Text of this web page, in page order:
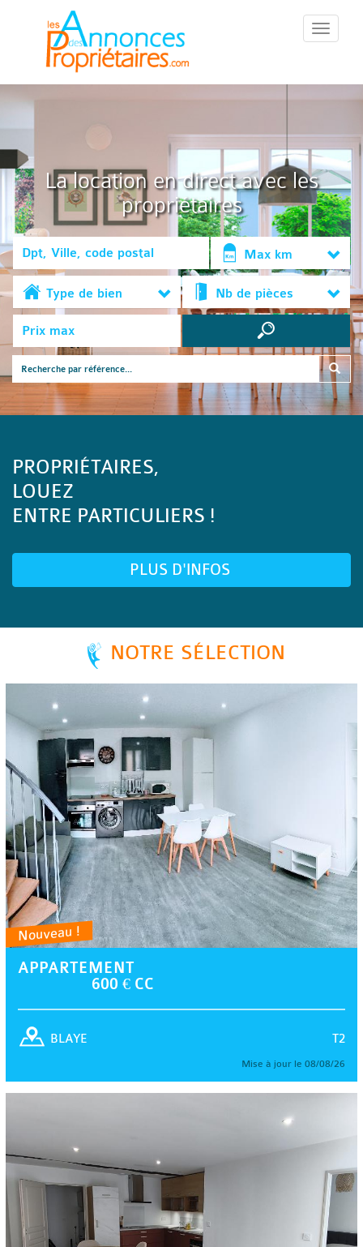
::Menu::
La location en direct avec les
propriétaires
Max km
Type de bien Nb de pièces
PROPRIÉTAIRES,
LOUEZ
ENTRE PARTICULIERS !
PLUS D'INFOS
NOTRE SÉLECTION
Nouveau !
APPARTEMENT
600 € CC
T2
BLAYE
Mise à jour le 08/08/26